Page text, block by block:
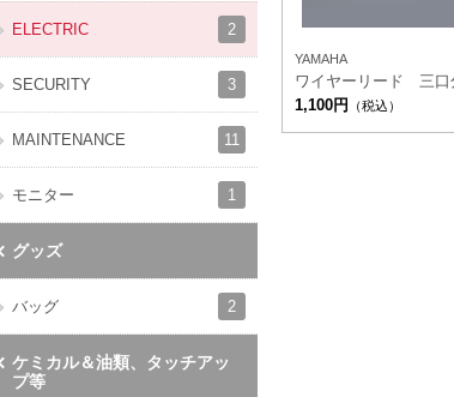
YAMAHA
ワイヤーリード 三口
1,100円
（税込）
ELECTRIC 2
SECURITY 3
MAINTENANCE 11
モニター 1
グッズ
バッグ 2
ケミカル＆油類、タッチアッ
プ等